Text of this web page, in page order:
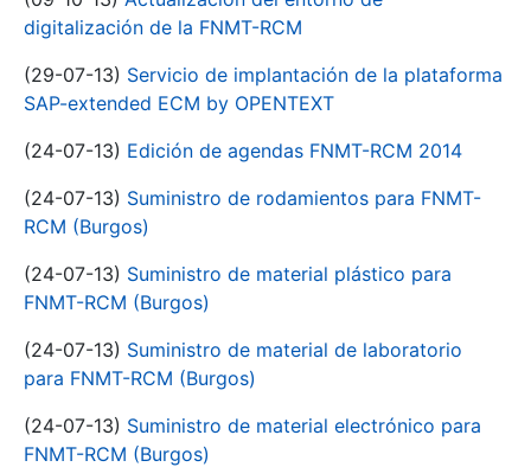
digitalización de la FNMT-RCM
(29-07-13) Servicio de implantación de la plataforma
SAP-extended ECM by OPENTEXT
(24-07-13) Edición de agendas FNMT-RCM 2014
(24-07-13) Suministro de rodamientos para FNMT-
RCM (Burgos)
(24-07-13) Suministro de material plástico para
FNMT-RCM (Burgos)
(24-07-13) Suministro de material de laboratorio
para FNMT-RCM (Burgos)
(24-07-13) Suministro de material electrónico para
FNMT-RCM (Burgos)